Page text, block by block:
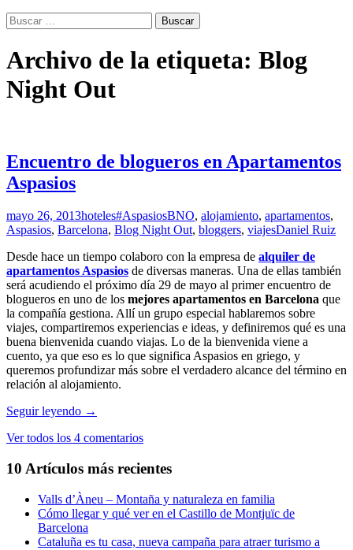
Buscar:
Archivo de la etiqueta: Blog
Night Out
Encuentro de blogueros en Apartamentos
Aspasios
mayo 26, 2013hoteles#AspasiosBNO, alojamiento, apartamentos,
Aspasios, Barcelona, Blog Night Out, bloggers, viajesDaniel Ruiz
Desde hace un tiempo colaboro con la empresa de alquiler de
apartamentos Aspasios de diversas maneras. Una de ellas también
será acudiendo el próximo día 29 de mayo al primer encuentro de
blogueros en uno de los mejores apartamentos en Barcelona que
la compañía gestiona. Allí un grupo especial hablaremos sobre
viajes, compartiremos experiencias e ideas, y definiremos qué es una
buena bienvenida cuando viajas. Lo de la bienvenida viene a
cuento, ya que eso es lo que significa Aspasios en griego, y
queremos profundizar más sobre el verdadero alcance del término en
relación al alojamiento.
Seguir leyendo Encuentro
blogueros
Apartamentos
→
Ver todos los 4 comentarios
10 Artículos más recientes
Valls d’Àneu – Montaña y naturaleza en familia
Cómo llegar y qué ver en el Castillo de Montjuïc de
Barcelona
Cataluña es tu casa, nueva campaña para atraer turismo a